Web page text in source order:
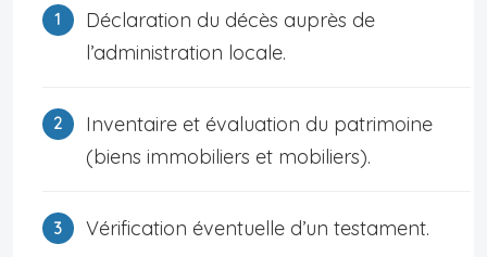
Déclaration du décès auprès de
l’administration locale.
Inventaire et évaluation du patrimoine
(biens immobiliers et mobiliers).
Vérification éventuelle d’un testament.